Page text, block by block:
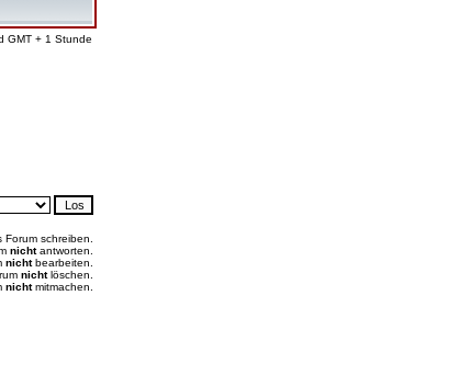
GMT + 1 Stunde
schreiben.
nichtantworten.
nichtbearbeiten.
nichtlöschen.
nichtmitmachen.